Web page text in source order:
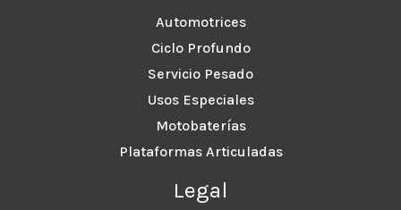
Automotrices
Ciclo Profundo
Servicio Pesado
Usos Especiales
Motobaterías
Plataformas Articuladas
Legal